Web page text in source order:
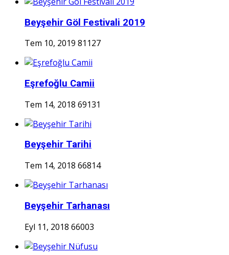
Beyşehir Göl Festivali 2019
Tem 10, 2019 81127
Eşrefoğlu Camii
Tem 14, 2018 69131
Beyşehir Tarihi
Tem 14, 2018 66814
Beyşehir Tarhanası
Eyl 11, 2018 66003